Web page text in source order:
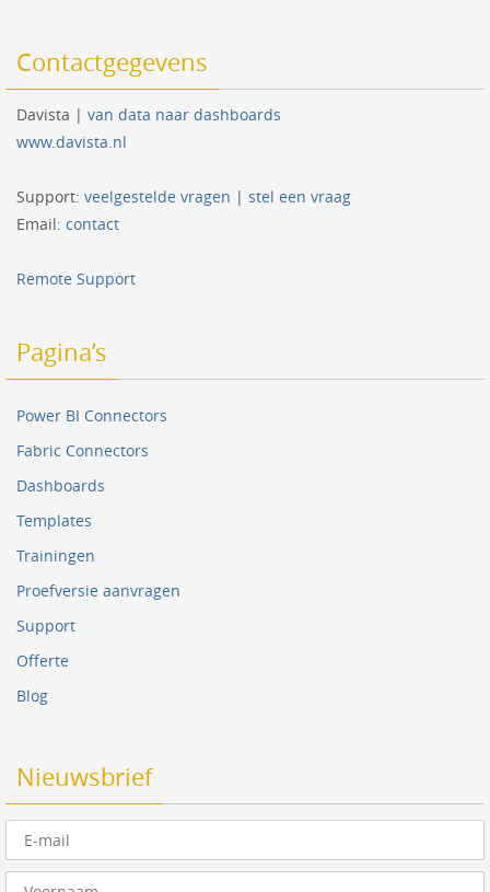
Contactgegevens
Davista | van data naar dashboards
www.davista.nl
Support: veelgestelde vragen | stel een vraag
Email: contact
Remote Support
Pagina’s
Power BI Connectors
Fabric Connectors
Dashboards
Templates
Trainingen
Proefversie aanvragen
Support
Offerte
Blog
Nieuwsbrief